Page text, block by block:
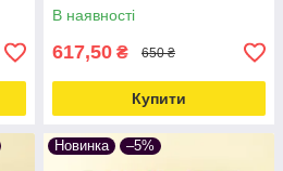
В наявності
617,50 ₴ 650 ₴
Купити
Новинка –5%